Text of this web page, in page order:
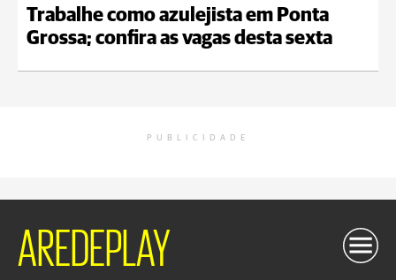
Trabalhe como azulejista em Ponta
Grossa; confira as vagas desta sexta
PUBLICIDADE
AREDEPLAY